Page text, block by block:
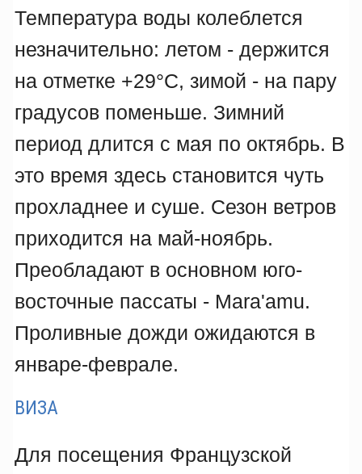
Температура воды колеблется
незначительно: летом - держится
на отметке +29°C, зимой - на пару
градусов поменьше. Зимний
период длится с мая по октябрь. В
это время здесь становится чуть
прохладнее и суше. Сезон ветров
приходится на май-ноябрь.
Преобладают в основном юго-
восточные пассаты - Mara'amu.
Проливные дожди ожидаются в
январе-феврале.
ВИЗА
Для посещения Французской